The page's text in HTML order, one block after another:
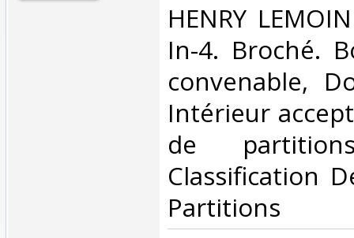
‎HENRY
In-4. Broché.
convenable,
Intérieur
de
Classification
Partitions‎